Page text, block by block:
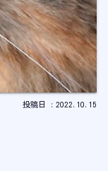
2022.10.15